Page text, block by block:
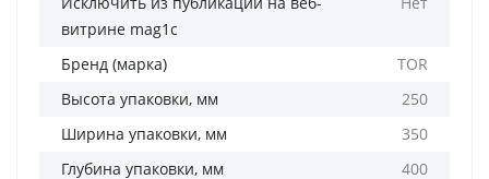
витрине mag1c
Бренд (марка)
TOR
Высота упаковки, мм
250
Ширина упаковки, мм
350
Глубина упаковки, мм
400